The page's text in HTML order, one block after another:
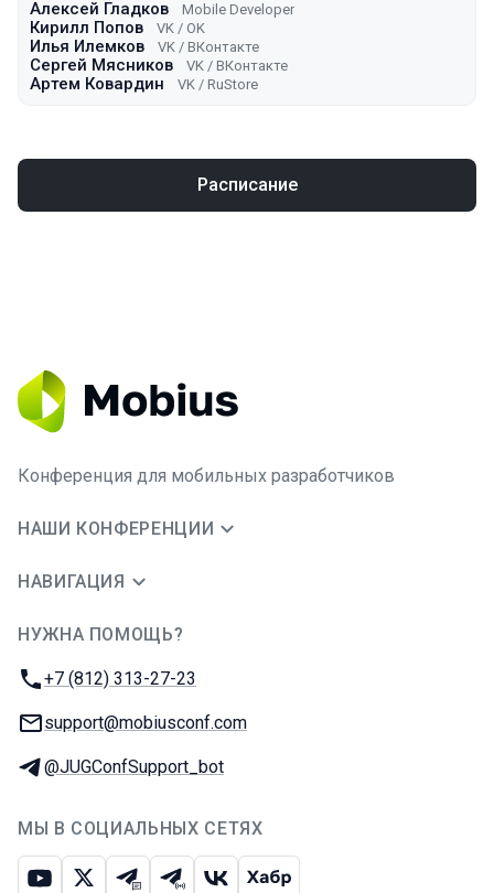
Алексей Гладков Mobile Developer
Кирилл Попов VK / ОK
Илья Илемков VK / ВКонтакте
Сергей Мясников VK / ВКонтакте
Артем Ковардин VK / RuStore
Расписание
Конференция для мобильных разработчиков
НАШИ КОНФЕРЕНЦИИ
НАВИГАЦИЯ
НУЖНА ПОМОЩЬ?
Телефон:
+7 (812) 313-27-23
E-mail:
support@mobiusconf.com
Телеграм:
@JUGConfSupport_bot
МЫ В СОЦИАЛЬНЫХ СЕТЯХ